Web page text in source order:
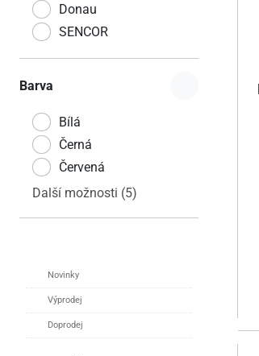
Donau
SENCOR
Barva
Bílá
Černá
Červená
Další možnosti (5)
Novinky
Výprodej
Doprodej